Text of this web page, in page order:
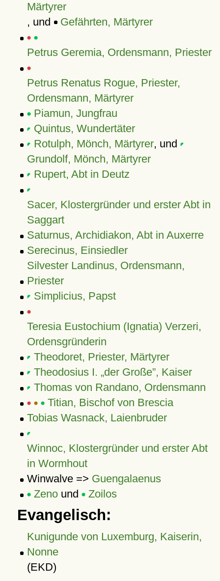
Märtyrer
, und
Gefährten, Märtyrer
Petrus Geremia, Ordensmann, Priester
Petrus Renatus Rogue, Priester,
Ordensmann, Märtyrer
Piamun, Jungfrau
Quintus, Wundertäter
Rotulph, Mönch, Märtyrer, und
Grundolf, Mönch, Märtyrer
Rupert, Abt in Deutz
Sacer, Klostergründer und erster Abt in
Saggart
Saturnus, Archidiakon, Abt in Auxerre
Serecinus, Einsiedler
Silvester Landinus, Ordensmann,
Priester
Simplicius, Papst
Teresia Eustochium (Ignatia) Verzeri,
Ordensgründerin
Theodoret, Priester, Märtyrer
Theodosius I. „der Große”, Kaiser
Thomas von Randano, Ordensmann
Titian, Bischof von Brescia
Tobias Wasnack, Laienbruder
Winnoc, Klostergründer und erster Abt
in Wormhout
Winwalve => Guengalaenus
Zenound Zoilos
Evangelisch:
Kunigunde von Luxemburg, Kaiserin,
Nonne
(EKD)